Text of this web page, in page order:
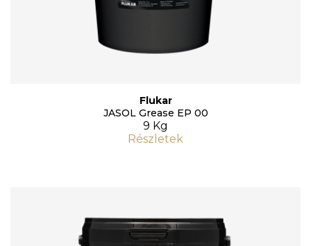
Flukar
JASOL Grease EP 00
9 Kg
Részletek